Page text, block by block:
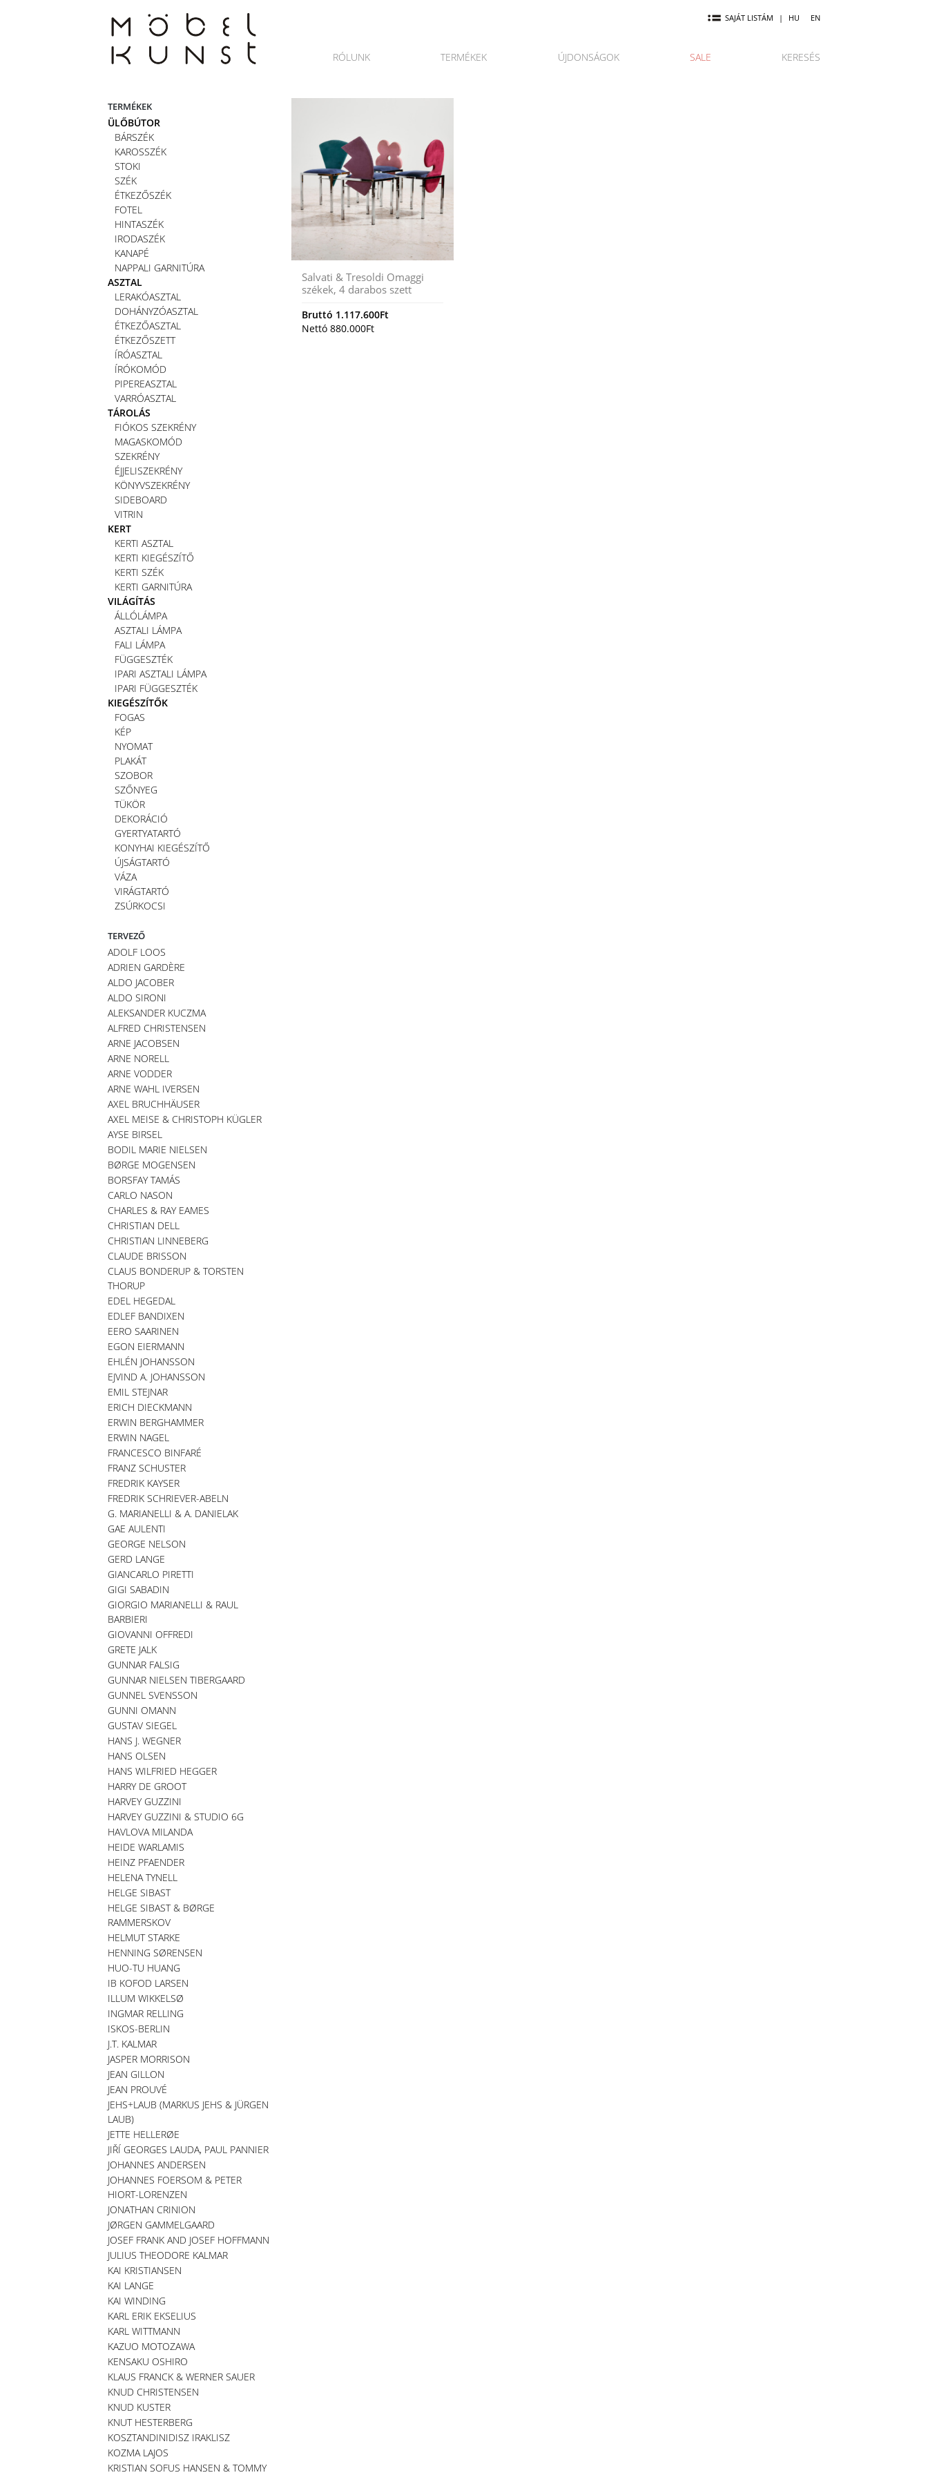
SAJÁT LISTÁM | HU EN
RÓLUNK TERMÉKEK ÚJDONSÁGOK SALE KERESÉS
TERMÉKEK
ÜLŐBÚTOR
BÁRSZÉK
KAROSSZÉK
STOKI
SZÉK
ÉTKEZŐSZÉK
FOTEL
HINTASZÉK
IRODASZÉK
KANAPÉ
NAPPALI GARNITÚRA
ASZTAL
LERAKÓASZTAL
DOHÁNYZÓASZTAL
ÉTKEZŐASZTAL
ÉTKEZŐSZETT
ÍRÓASZTAL
ÍRÓKOMÓD
PIPEREASZTAL
VARRÓASZTAL
TÁROLÁS
FIÓKOS SZEKRÉNY
MAGASKOMÓD
SZEKRÉNY
ÉJJELISZEKRÉNY
KÖNYVSZEKRÉNY
SIDEBOARD
VITRIN
KERT
KERTI ASZTAL
KERTI KIEGÉSZÍTŐ
KERTI SZÉK
KERTI GARNITÚRA
VILÁGÍTÁS
ÁLLÓLÁMPA
ASZTALI LÁMPA
FALI LÁMPA
FÜGGESZTÉK
IPARI ASZTALI LÁMPA
IPARI FÜGGESZTÉK
KIEGÉSZÍTŐK
FOGAS
KÉP
NYOMAT
PLAKÁT
SZOBOR
SZŐNYEG
TÜKÖR
DEKORÁCIÓ
GYERTYATARTÓ
KONYHAI KIEGÉSZÍTŐ
ÚJSÁGTARTÓ
VÁZA
VIRÁGTARTÓ
ZSÚRKOCSI
TERVEZŐ
ADOLF LOOS
ADRIEN GARDÈRE
ALDO JACOBER
ALDO SIRONI
ALEKSANDER KUCZMA
ALFRED CHRISTENSEN
ARNE JACOBSEN
ARNE NORELL
ARNE VODDER
ARNE WAHL IVERSEN
AXEL BRUCHHÄUSER
AXEL MEISE & CHRISTOPH KÜGLER
AYSE BIRSEL
BODIL MARIE NIELSEN
BØRGE MOGENSEN
BORSFAY TAMÁS
CARLO NASON
CHARLES & RAY EAMES
CHRISTIAN DELL
CHRISTIAN LINNEBERG
CLAUDE BRISSON
CLAUS BONDERUP & TORSTEN
THORUP
EDEL HEGEDAL
EDLEF BANDIXEN
EERO SAARINEN
EGON EIERMANN
EHLÉN JOHANSSON
EJVIND A. JOHANSSON
EMIL STEJNAR
ERICH DIECKMANN
ERWIN BERGHAMMER
ERWIN NAGEL
FRANCESCO BINFARÉ
FRANZ SCHUSTER
FREDRIK KAYSER
FREDRIK SCHRIEVER-ABELN
G. MARIANELLI & A. DANIELAK
GAE AULENTI
GEORGE NELSON
GERD LANGE
GIANCARLO PIRETTI
GIGI SABADIN
GIORGIO MARIANELLI & RAUL
BARBIERI
GIOVANNI OFFREDI
GRETE JALK
GUNNAR FALSIG
GUNNAR NIELSEN TIBERGAARD
GUNNEL SVENSSON
GUNNI OMANN
GUSTAV SIEGEL
HANS J. WEGNER
HANS OLSEN
HANS WILFRIED HEGGER
HARRY DE GROOT
HARVEY GUZZINI
HARVEY GUZZINI & STUDIO 6G
HAVLOVA MILANDA
HEIDE WARLAMIS
HEINZ PFAENDER
HELENA TYNELL
HELGE SIBAST
HELGE SIBAST & BØRGE
RAMMERSKOV
HELMUT STARKE
HENNING SØRENSEN
HUO-TU HUANG
IB KOFOD LARSEN
ILLUM WIKKELSØ
INGMAR RELLING
ISKOS-BERLIN
J.T. KALMAR
JASPER MORRISON
JEAN GILLON
JEAN PROUVÉ
JEHS+LAUB (MARKUS JEHS & JÜRGEN
LAUB)
JETTE HELLERØE
JIŘÍ GEORGES LAUDA, PAUL PANNIER
JOHANNES ANDERSEN
JOHANNES FOERSOM & PETER
HIORT-LORENZEN
JONATHAN CRINION
JØRGEN GAMMELGAARD
JOSEF FRANK AND JOSEF HOFFMANN
JULIUS THEODORE KALMAR
KAI KRISTIANSEN
KAI LANGE
KAI WINDING
KARL ERIK EKSELIUS
KARL WITTMANN
KAZUO MOTOZAWA
KENSAKU OSHIRO
KLAUS FRANCK & WERNER SAUER
KNUD CHRISTENSEN
KNUD KUSTER
KNUT HESTERBERG
KOSZTANDINIDISZ IRAKLISZ
KOZMA LAJOS
KRISTIAN SOFUS HANSEN & TOMMY
Salvati & Tresoldi Omaggi
székek, 4 darabos szett
Bruttó 1.117.600Ft
Nettó 880.000Ft